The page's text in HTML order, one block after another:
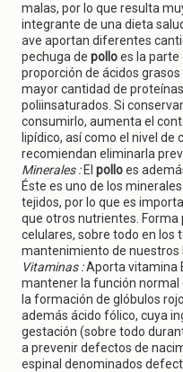
malas, por lo que resulta
integrante de una dieta
ave aportan diferentes
pechuga de polloes la parte
proporción de ácidos
mayor cantidad de
poliinsaturados. Si
consumirlo, aumenta el
lipídico, así como el nivel de
recomiendan eliminarla
Minerales :El polloes
Éste es uno de los
tejidos, por lo que es
que otros nutrientes.
celulares, sobre todo en los
mantenimiento de nuestros
Vitaminas :Aporta vitamina
mantener la función normal
la formación de glóbulos
además ácido fólico, cuya
gestación (sobre todo
a prevenir defectos de
espinal denominados